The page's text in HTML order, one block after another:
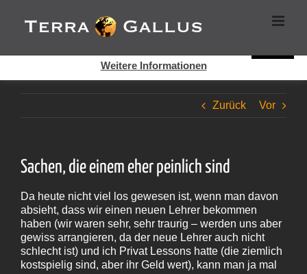
Inhalt
springen
Zurück Vor
Sachen, die einem eher peinlich sind
Da heute nicht viel los gewesen ist, wenn man davon
absieht, dass wir einen neuen Lehrer bekommen
haben (wir waren sehr, sehr traurig – werden uns aber
gewiss arrangieren, da der neue Lehrer auch nicht
schlecht ist) und ich Privat Lessons hatte (die ziemlich
kostspielig sind, aber ihr Geld wert), kann man ja mal
Cookies helfen auf auf dieser Seite bei der Bereitstellung der
Dienste. Durch die Nutzung dieser Webseite erklären Sie sich
Weitere Informationen